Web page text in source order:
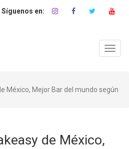
México, Mejor Bar del mundo según
de México,